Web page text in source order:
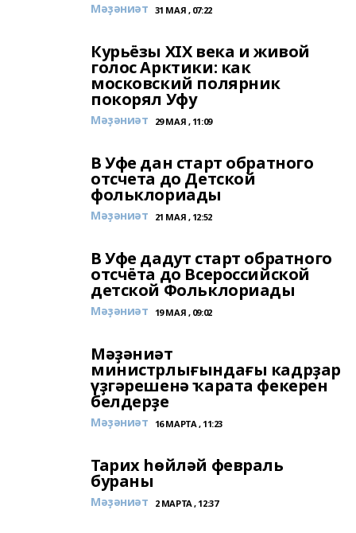
Мәҙәниәт 31 МАЯ , 07:22
Курьёзы XIX века и живой
голос Арктики: как
московский полярник
покорял Уфу
Мәҙәниәт 29 МАЯ , 11:09
В Уфе дан старт обратного
отсчета до Детской
фольклориады
Мәҙәниәт 21 МАЯ , 12:52
В Уфе дадут старт обратного
отсчёта до Всероссийской
детской Фольклориады
Мәҙәниәт 19 МАЯ , 09:02
Мәҙәниәт
министрлығындағы кадрҙар
үҙгәрешенә ҡарата фекерен
белдерҙе
Мәҙәниәт 16 МАРТА , 11:23
Тарих һөйләй февраль
бураны
Мәҙәниәт 2 МАРТА , 12:37